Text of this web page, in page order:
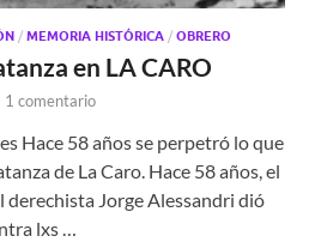
/ MEMORIA HISTÓRICA / OBRERO
en LA CARO
1 comentario
Hace 58 años se perpetró lo que
de La Caro. Hace 58 años, el
Jorge Alessandri dió
lxs …